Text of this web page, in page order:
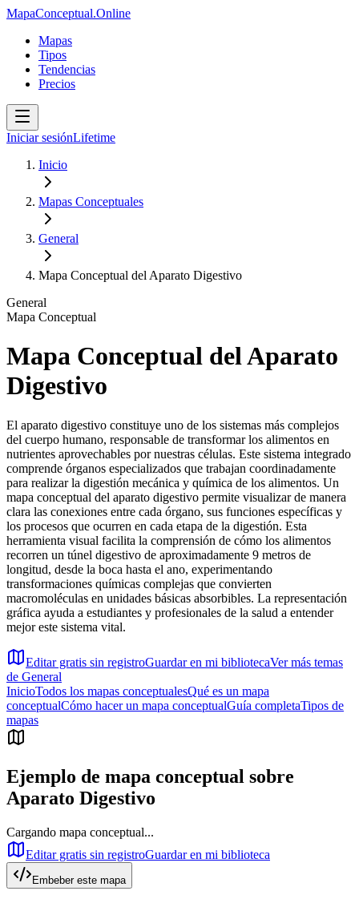
MapaConceptual.Online
Mapas
Tipos
Tendencias
Precios
Iniciar sesiónLifetime
Inicio
Mapas Conceptuales
General
Mapa Conceptual del Aparato Digestivo
General
Mapa Conceptual
Mapa Conceptual del Aparato
Digestivo
El aparato digestivo constituye uno de los sistemas más complejos
del cuerpo humano, responsable de transformar los alimentos en
nutrientes aprovechables por nuestras células. Este sistema integrado
comprende órganos especializados que trabajan coordinadamente
para realizar la digestión mecánica y química de los alimentos. Un
mapa conceptual del aparato digestivo permite visualizar de manera
clara las conexiones entre cada órgano, sus funciones específicas y
los procesos que ocurren en cada etapa de la digestión. Esta
herramienta visual facilita la comprensión de cómo los alimentos
recorren un túnel digestivo de aproximadamente 9 metros de
longitud, desde la boca hasta el ano, experimentando
transformaciones químicas complejas que convierten
macromoléculas en unidades básicas absorbibles. La representación
gráfica ayuda a estudiantes y profesionales de la salud a entender
mejor este sistema vital.
Editar gratis sin registroGuardar en mi bibliotecaVer más temas
de General
InicioTodos los mapas conceptualesQué es un mapa
conceptualCómo hacer un mapa conceptualGuía completaTipos de
mapas
Ejemplo de mapa conceptual sobre
Aparato Digestivo
Cargando mapa conceptual...
Editar gratis sin registroGuardar en mi biblioteca
Embeber este mapa